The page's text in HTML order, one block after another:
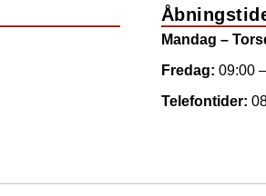
Mandag –
Fredag: 09:00
Telefontider: